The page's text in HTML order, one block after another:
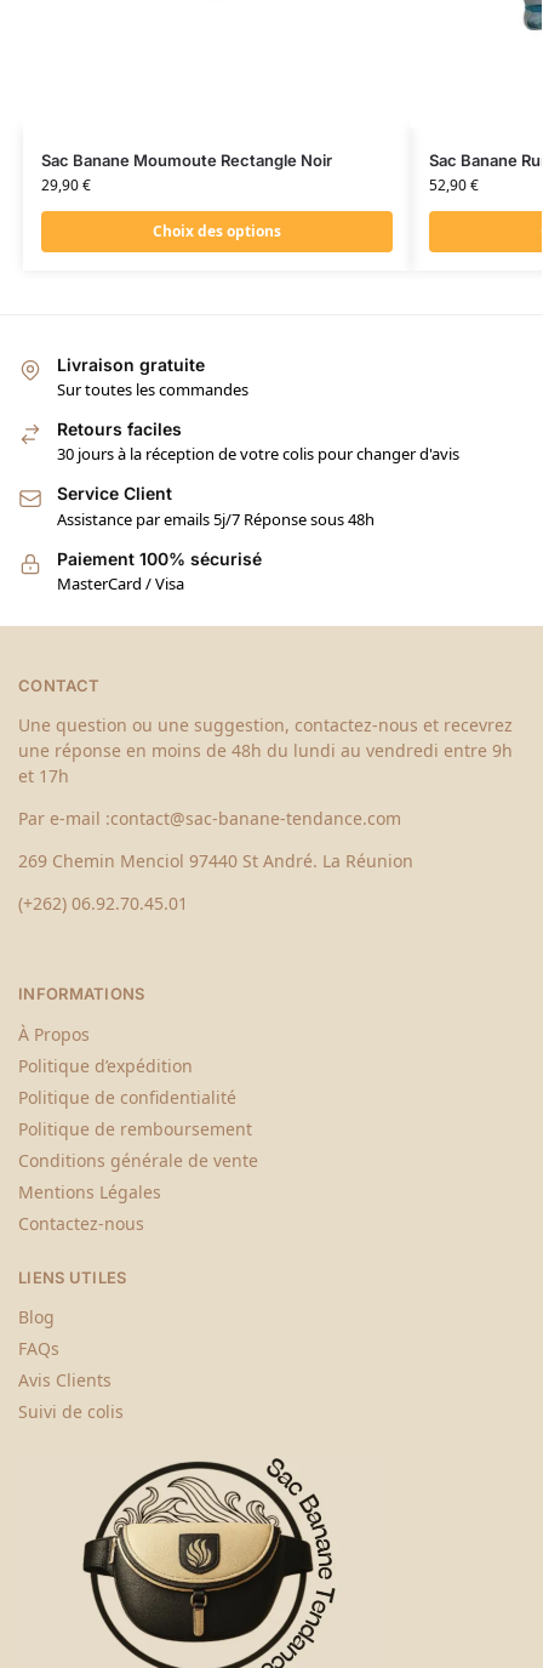
Sac Banane Moumoute Rectangle Noir
29,90€
Choix des options
Sac Banane
52,90€
Livraison gratuite
Sur toutes les commandes
Retours faciles
30 jours à la réception de votre colis pour changer d'avis
Service Client
Assistance par emails 5j/7 Réponse sous 48h
Paiement 100% sécurisé
MasterCard / Visa
CONTACT
Une question ou une suggestion, contactez-nous et recevrez
une réponse en moins de 48h du lundi au vendredi entre 9h
et 17h
Par e-mail :contact@sac-banane-tendance.com
269 Chemin Menciol 97440 St André. La Réunion
(+262) 06.92.70.45.01
INFORMATIONS
À Propos
Politique d’expédition
Politique de confidentialité
Politique de remboursement
Conditions générale de vente
Mentions Légales
Contactez-nous
LIENS UTILES
Blog
FAQs
Avis Clients
Suivi de colis